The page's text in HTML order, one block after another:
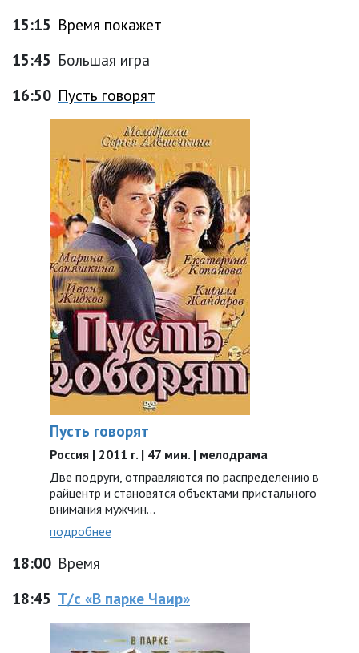
15:15 Время покажет
15:45 Большая игра
16:50 Пусть говорят
Пусть говорят
Россия | 2011 г. | 47 мин. | мелодрама
Две подруги, отправляются по распределению в
райцентр и становятся объектами пристального
внимания мужчин...
подробнее
18:00 Время
18:45 Т/с «В парке Чаир»